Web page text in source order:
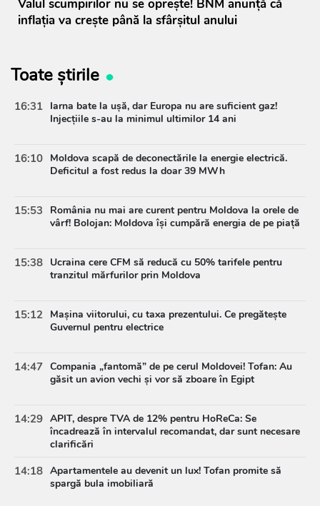
Valul scumpirilor nu se oprește! BNM anunță că
inflația va crește până la sfârșitul anului
Toate știrile
16:31 Iarna bate la ușă, dar Europa nu are suficient gaz!
Injecțiile s-au la minimul ultimilor 14 ani
16:10 Moldova scapă de deconectările la energie electrică.
Deficitul a fost redus la doar 39 MWh
15:53
România nu mai are curent pentru Moldova la orele de
vârf! Bolojan: Moldova își cumpără energia de pe piață
15:38 Ucraina cere CFM să reducă cu 50% tarifele pentru
tranzitul mărfurilor prin Moldova
15:12 Mașina viitorului, cu taxa prezentului. Ce pregătește
Guvernul pentru electrice
14:47 Compania „fantomă” de pe cerul Moldovei! Tofan: Au
găsit un avion vechi și vor să zboare în Egipt
14:29 APIT, despre TVA de 12% pentru HoReCa: Se
încadrează în intervalul recomandat, dar sunt necesare
clarificări
14:18 Apartamentele au devenit un lux! Tofan promite să
spargă bula imobiliară